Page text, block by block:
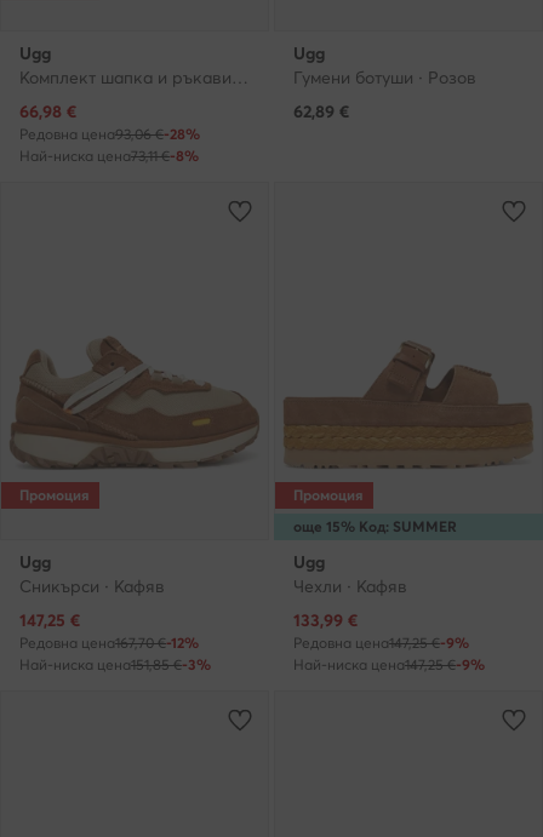
Ugg
Комплект шапка и ръкавици · Розов
Актуална цена
66,98 €
Редовна цена93,06 €-28%
Най-ниска цена73,11 €-8%
Ugg
Гумени ботуши · Розов
62,89 €
Промоция
Ugg
Сникърси · Кафяв
Актуална цена
147,25 €
Редовна цена167,70 €-12%
Най-ниска цена151,85 €-3%
още 15% Код: SUMMER
Промоция
Ugg
Чехли · Кафяв
Актуална цена
133,99 €
Редовна цена147,25 €-9%
Най-ниска цена147,25 €-9%